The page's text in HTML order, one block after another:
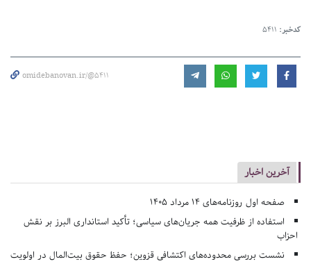
کدخبر: 5411
omidebanovan.ir/@5411
آخرین اخبار
صفحه اول روزنامه‌های 14 مرداد 1405
استفاده از ظرفیت همه جریان‌های سیاسی؛ تأکید استانداری البرز بر نقش
احزاب
نشست بررسی محدوده‌های اکتشافی قزوین؛ حفظ حقوق بیت‌المال در اولویت